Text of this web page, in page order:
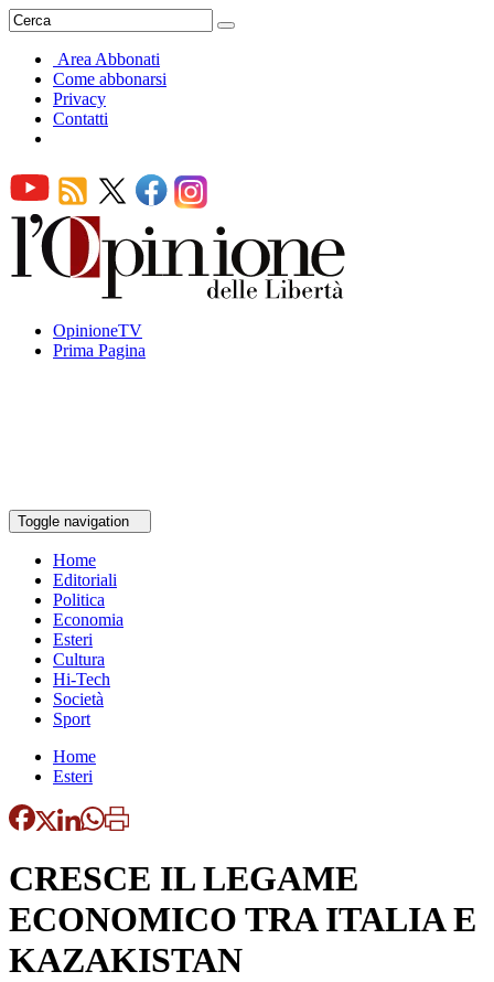
Area Abbonati
Come abbonarsi
Privacy
Contatti
OpinioneTV
Prima Pagina
Toggle navigation
Home
Editoriali
Politica
Economia
Esteri
Cultura
Hi-Tech
Società
Sport
Home
Esteri
CRESCE IL LEGAME
ECONOMICO TRA ITALIA E
KAZAKISTAN